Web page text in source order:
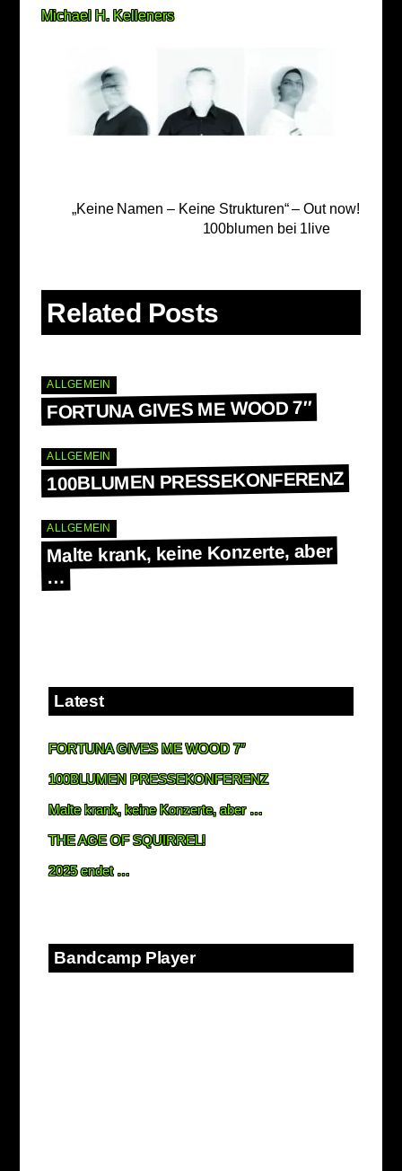
Michael H. Kelleners
„Keine Namen – Keine Strukturen“ – Out now!
100blumen bei 1live
Related Posts
ALLGEMEIN
FORTUNA GIVES ME WOOD 7″
ALLGEMEIN
100BLUMEN PRESSEKONFERENZ
ALLGEMEIN
Malte krank, keine Konzerte, aber
…
Latest
FORTUNA GIVES ME WOOD 7″
100BLUMEN PRESSEKONFERENZ
Malte krank, keine Konzerte, aber …
THE AGE OF SQUIRREL!
2025 endet …
Bandcamp Player